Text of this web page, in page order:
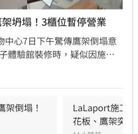
坍塌！3櫃位暫停營業
心7日下午驚傳鷹架倒塌意
體驗館裝修時，疑似因施工
架與天花板崩落，現場粉塵
業，其餘區域則維持正常運
正積極介入調查，以確保商場
倒塌！
LaLaport施工
花板、鷹架突掉